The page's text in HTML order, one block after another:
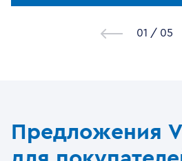
1 / 5
Предложения